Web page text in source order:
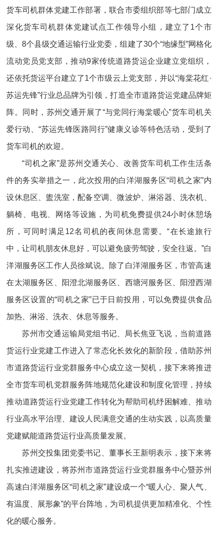
货车司机群体党建工作部署，联合市委组织部等七部门成立
深化货车司机群体党建试点工作领导小组，建立了1个市
级、8个县级交通运输行业党委，组建了30个“地缘型”网格化
流动党员党支部，推动9家传统道路货运企业建立党组织，
还依托货运平台建立了1个市级云上党支部，并以“海棠花红·
苏运先锋”行业总品牌为引领，打造全市道路货运党建品牌矩
阵。同时，苏州交通开展了“与党同行海棠暖心”货车司机关
爱行动、“苏运先锋医路同行”健康义诊等特色活动，受到了
货车司机的欢迎。
“司机之家”是苏州交通关心、改善货车司机工作生活条
件的务实举措之一，此次投用的白洋湖服务区“司机之家”内
设休息区、盥洗室，配备空调、微波炉、淋浴器、洗衣机、
躺椅、电视、网络等设施，为司机免费提供24小时休憩场
所，可同时满足12名司机的夜间休息需要。“在长途旅行
中，让司机朋友休息好，可以避免疲劳驾驶，安全往返。”白
洋湖服务区工作人员徐斌说。除了白洋湖服务区，市管高速
在太湖服务区、阳澄北湖服务区、西塘河服务区、阳澄西湖
服务区设置的“司机之家”已于日前投用，可以免费提供食品
加热、淋浴、洗衣、休息等服务。
苏州市交通运输局党组书记、局长焦亚飞说，当前道路
货运行业党建工作进入了常态化长效化的新阶段，借助苏州
市道路货运行业党群服务中心成立这一契机，接下来将推进
全市货车司机党群服务阵地规范化建设和制度化管理，持续
推动道路货运行业党建工作转化为帮助司机纾困解难、推动
行业高水平治理、建设人民满意交通的生动实践，以高质量
党建赋能道路货运行业高质量发展。
苏州交投集团党委书记、董事长王新明表示，接下来将
扎实推进建设，将苏州市道路货运行业党群服务中心暨苏州
高速白洋湖服务区“司机之家”建设成一个“暖人心、聚人气、
有温度、展形象”的平台阵地，为司机提供更加精准化、个性
化的暖心服务。